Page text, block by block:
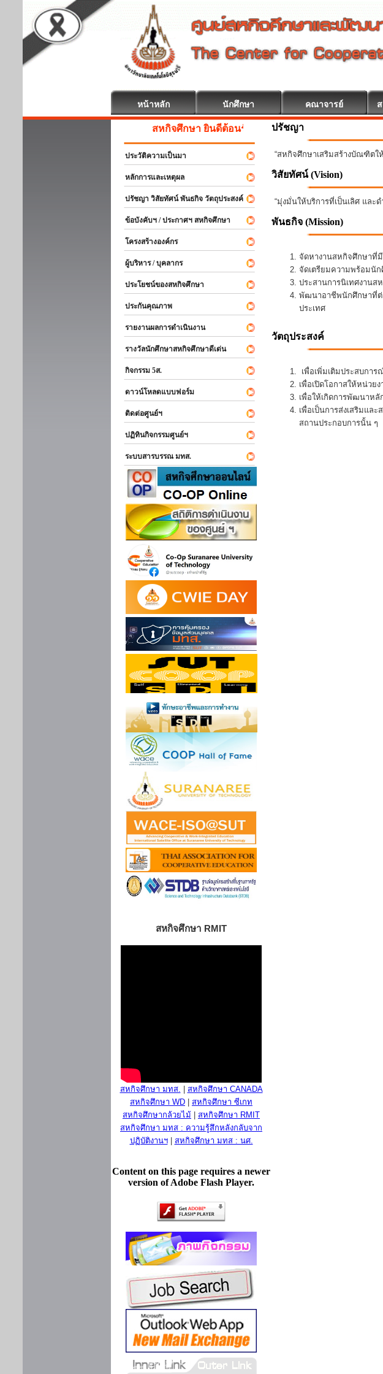
หน้าหลัก นักศึกษา คณาจารย์
สหกิจศึกษา ยินดีต้อนรับ
ประวัติความเป็นมา
หลักการและเหตุผล
ปรัชญา วิสัยทัศน์ พันธกิจ วัตถุประสงค์
ข้อบังคับฯ / ประกาศฯ สหกิจศึกษา
โครงสร้างองค์กร
ผู้บริหาร / บุคลากร
ประโยชน์ของสหกิจศึกษา
ประกันคุณภาพ
รายงานผลการดำเนินงาน
รางวัลนักศึกษาสหกิจศึกษาดีเด่น
กิจกรรม 5ส.
ดาวน์โหลดแบบฟอร์ม
ติดต่อศูนย์ฯ
ปฏิทินกิจกรรมศูนย์ฯ
ระบบสารบรรณ มทส.
สหกิจศึกษา RMIT
สหกิจศึกษา มทส.
สหกิจศึกษา CANADA
สหกิจศึกษา WD
สหกิจศึกษา ซีเกท
สหกิจศึกษากล้วยไม้
สหกิจศึกษา RMIT
สหกิจศึกษา มทส : ความรู้สึกหลังกลับจาก
ปฏิบัติงานฯ| สหกิจศึกษา มทส : นศ.
Content on this page requires a newer
version of Adobe Flash Player.
ปรัชญา
“สหกิจศึกษาเสริมสร้างบัณฑิตใ
วิสัยทัศน์ (Vision)
“มุ่งมั่นให้บริการที่เป็นเลิศ และ
พันธกิจ (Mission)
จัดหางานสหกิจศึกษาที่
จัดเตรียมความพร้อมนั
ประสานการนิเทศงานส
พัฒนาอาชีพนักศึกษาที่ต่
ประเทศ
วัตถุประสงค์
เพื่อเพิ่มเติมประสบกา
เพื่อเปิดโอกาสให้หน่ว
เพื่อให้เกิดการพัฒนาหลั
เพื่อเป็นการส่งเสริมแ
สถานประกอบการนั้น ๆ